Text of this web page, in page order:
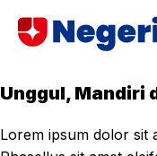
Unggul, Mandiri
Lorem ipsum dolor sit